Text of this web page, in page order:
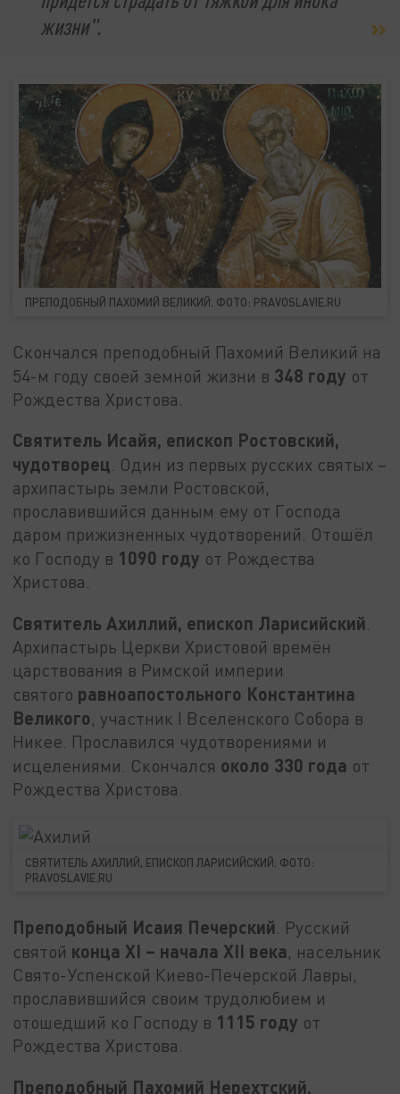
жизни".
ПРЕПОДОБНЫЙ ПАХОМИЙ ВЕЛИКИЙ. ФОТО: PRAVOSLAVIE.RU
Скончался преподобный Пахомий Великий на
54-м году своей земной жизни в 348 году от
Рождества Христова.
Святитель Исайя, епископ Ростовский,
чудотворец . Один из первых русских святых –
архипастырь земли Ростовской,
прославившийся данным ему от Господа
даром прижизненных чудотворений. Отошёл
ко Господу в 1090 году от Рождества
Христова.
Святитель Ахиллий, епископ Ларисийский
Архипастырь Церкви Христовой времён
царствования в Римской империи
святого равноапостольного Константина
Великого, участник I Вселенского Собора в
Никее. Прославился чудотворениями и
исцелениями. Скончался около 330 года от
Рождества Христова.
СВЯТИТЕЛЬ АХИЛЛИЙ, ЕПИСКОП ЛАРИСИЙСКИЙ. ФОТО:
PRAVOSLAVIE.RU
Преподобный Исаия Печерский . Русский
святой конца XI – начала XII века, насельник
Свято-Успенской Киево-Печерской Лавры,
прославившийся своим трудолюбием и
отошедший ко Господу в 1115 году от
Рождества Христова.
Преподобный Пахомий Нерехтский,